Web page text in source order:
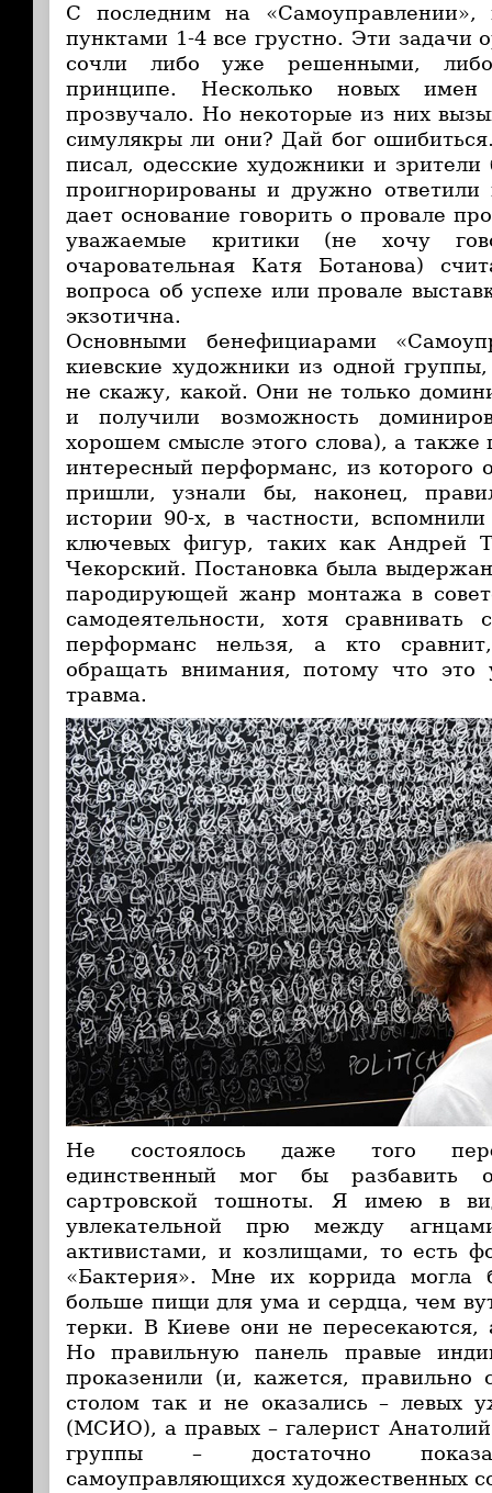
С последним на
пунктами 1-4 все грустно. Эти задачи
сочли либо уже решенными,
принципе. Несколько новых
прозвучало. Но некоторые из них
симулякры ли они? Дай бог
писал, одесские художники и зрители
проигнорированы и дружно
дает основание говорить о провале
уважаемые критики (не хочу
очаровательная Катя Ботанова)
вопроса об успехе или провале
экзотична.
Основными бенефициарами
киевские художники из одной
не скажу, какой. Они не только
и получили возможность
хорошем смысле этого слова), а также
интересный перформанс, из которого
пришли, узнали бы, наконец,
истории 90-х, в частности,
ключевых фигур, таких как Андрей
Чекорский. Постановка была
пародирующей жанр монтажа в
самодеятельности, хотя сравнивать
перформанс нельзя, а кто
обращать внимания, потому что это
травма.
Не состоялось даже того
единственный мог бы разбавить
сартровской тошноты. Я имею в
увлекательной прю между
активистами, и козлищами, то есть
«Бактерия». Мне их коррида могла
больше пищи для ума и сердца, чем
терки. В Киеве они не
Но правильную панель правые
проказенили (и, кажется, правильно
столом так и не оказались – левых
(МСИО), а правых – галерист
группы – достаточно
самоуправляющихся художественных